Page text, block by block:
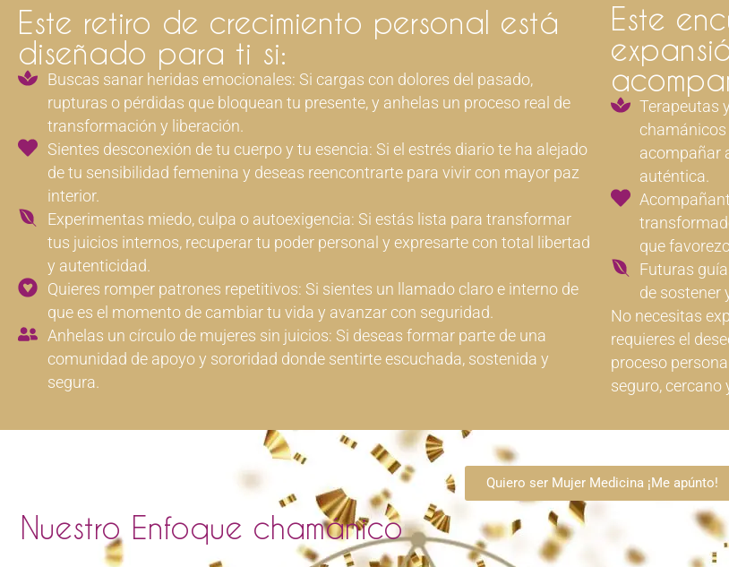
Este retiro de crecimiento personal está
diseñado para ti si:
Buscas sanar heridas emocionales: Si cargas con dolores del pasado,
rupturas o pérdidas que bloquean tu presente, y anhelas un proceso real de
transformación y liberación.
Sientes desconexión de tu cuerpo y tu esencia: Si el estrés diario te ha alejado
de tu sensibilidad femenina y deseas reencontrarte para vivir con mayor paz
interior.
Experimentas miedo, culpa o autoexigencia: Si estás lista para transformar
tus juicios internos, recuperar tu poder personal y expresarte con total libertad
y autenticidad.
Quieres romper patrones repetitivos: Si sientes un llamado claro e interno de
que es el momento de cambiar tu vida y avanzar con seguridad.
Anhelas un círculo de mujeres sin juicios: Si deseas formar parte de una
comunidad de apoyo y sororidad donde sentirte escuchada, sostenida y
segura.
Este
Terapeutas
acompañar
auténtica.
que
Futuras
de sostener
No necesitas
requieres el
proceso
seguro, cercano
Quiero ser Mujer Medicina ¡Me apúnto!
Nuestro Enfoque chamánico